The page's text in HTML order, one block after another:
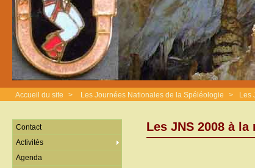
Accueil du site > Les Journées Nationales de la Spéléologie > Les
Les JNS 2008 à
Contact
Activités
Agenda